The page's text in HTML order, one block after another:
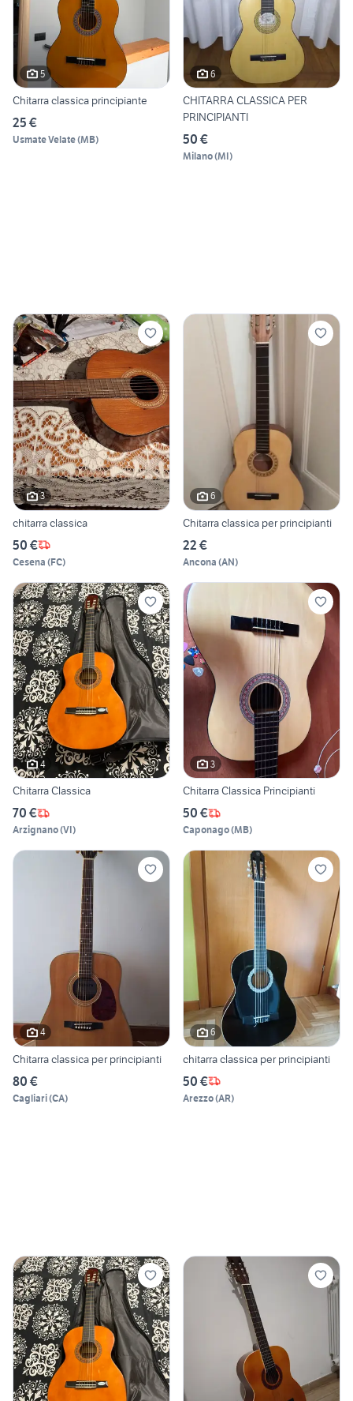
5
Chitarra classica principiante
25 €
Usmate Velate(MB)
6
CHITARRA CLASSICA PER
PRINCIPIANTI
50 €
Milano(MI)
3
chitarra classica
50 €
Cesena (FC)
6
Chitarra classica per principianti
22 €
Ancona (AN)
4
Chitarra Classica
70 €
Arzignano(VI)
3
Chitarra Classica Principianti
50 €
Caponago(MB)
4
Chitarra classica per principianti
80 €
Cagliari(CA)
6
chitarra classica per principianti
50 €
Arezzo(AR)